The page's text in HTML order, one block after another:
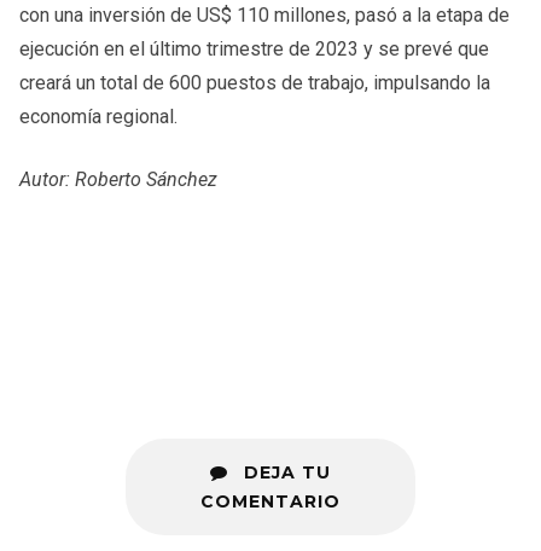
con una inversión de US$ 110 millones, pasó a la etapa de
ejecución en el último trimestre de 2023 y se prevé que
creará un total de 600 puestos de trabajo, impulsando la
economía regional.
Autor: Roberto Sánchez
DEJA TU
COMENTARIO